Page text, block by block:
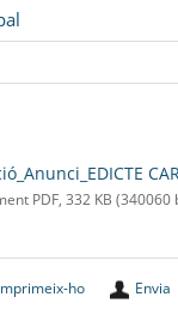
PDF, 332 KB (340060
ho Envia